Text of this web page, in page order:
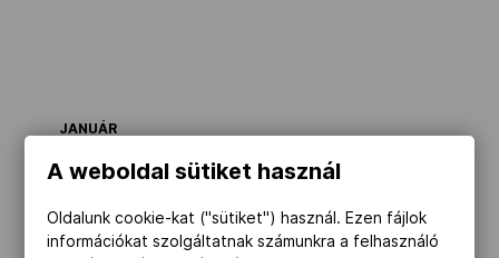
JANUÁR
idő kezdete (10 000
méteren, maratonin,
A weboldal sütiket használ
Oldalunk cookie-kat ("sütiket") használ. Ezen fájlok
információkat szolgáltatnak számunkra a felhasználó